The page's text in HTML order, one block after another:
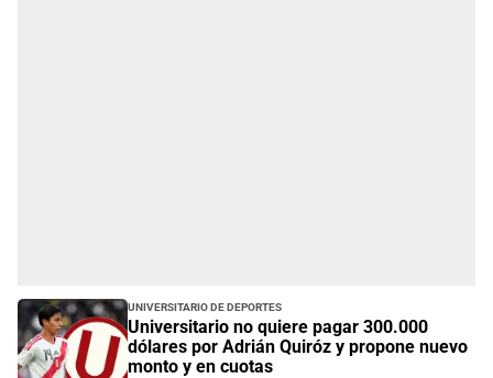
Universitario de Deportes
Universitario no quiere pagar 300.000
dólares por Adrián Quiróz y propone nuevo
monto y en cuotas